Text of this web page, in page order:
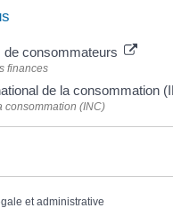
de consommateurs
finances
de la consommation
consommation (INC)
et administrative